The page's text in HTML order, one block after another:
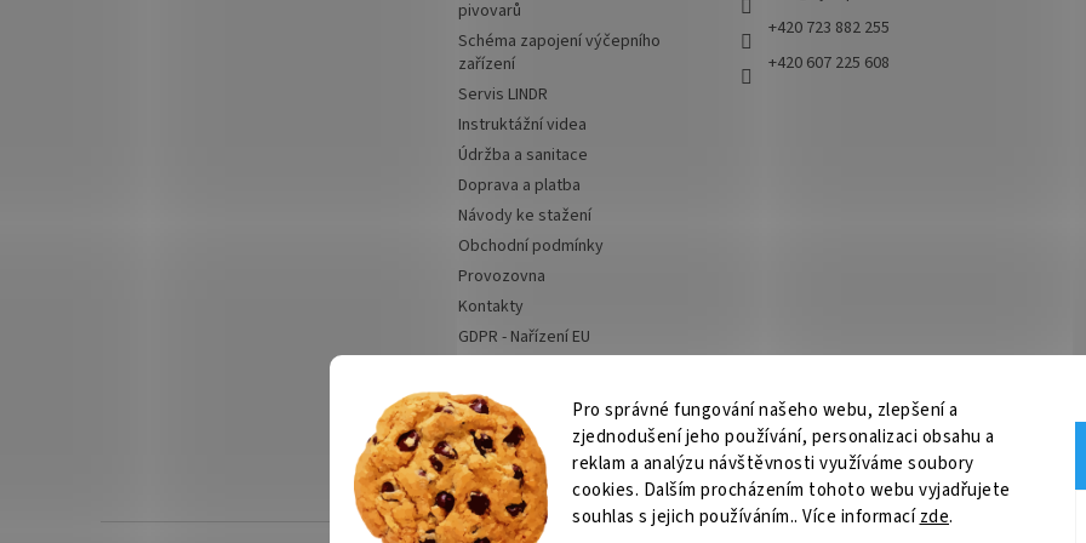
Pro správné fungování našeho webu, zlepšení a
zjednodušení jeho používání, personalizaci obsahu a
reklam a analýzu návštěvnosti využíváme soubory
cookies. Dalším procházením tohoto webu vyjadřujete
souhlas s jejich používáním.. Více informacízde.
pivovarů
Schéma zapojení výčepního
zařízení
Servis LINDR
Instruktážní videa
Údržba a sanitace
Doprava a platba
Návody ke stažení
Obchodní podmínky
Provozovna
Kontakty
GDPR - Nařízení EU
+420 723 882 255
+420 607 225 608
Výčepní zařízení, chlazení na pivo, chlazení piva OSMO CZ Barvy Příbram Obchodní